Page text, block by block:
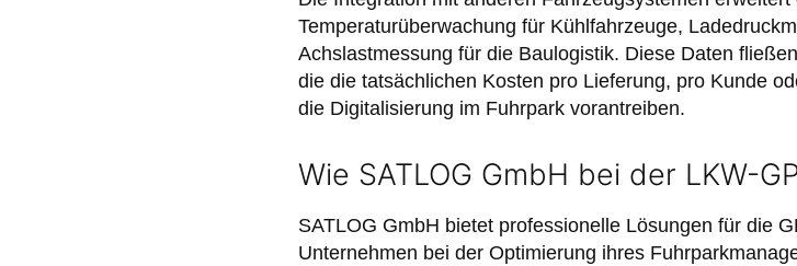
Temperaturüberwachung für Kühlfahrzeuge,
Achslastmessung für die Baulogistik. Diese Daten
die die tatsächlichen Kosten pro Lieferung, pro Kunde
die Digitalisierung im Fuhrpark vorantreiben.
Wie SATLOG GmbH bei der LKW-
SATLOG GmbH bietet professionelle Lösungen für die
Unternehmen bei der Optimierung ihres